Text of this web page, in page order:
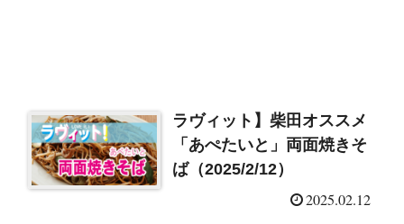
ラヴィット】柴田オススメ
「あぺたいと」両面焼きそ
ば（2025/2/12）
2025.02.12